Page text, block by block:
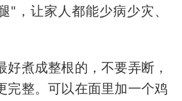
"，让家人都能少病少灾、
好煮成整根的，不要弄断，
完整。可以在面里加一个鸡